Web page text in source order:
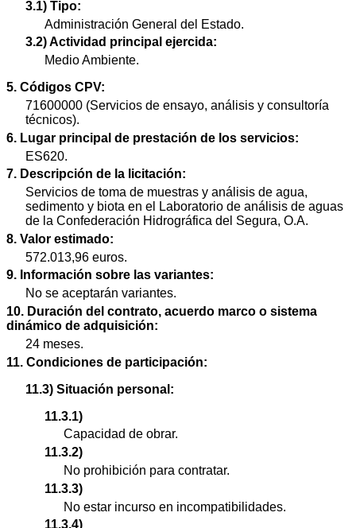
3.1) Tipo:
Administración General del Estado.
3.2) Actividad principal ejercida:
Medio Ambiente.
5. Códigos CPV:
71600000 (Servicios de ensayo, análisis y consultoría
técnicos).
6. Lugar principal de prestación de los servicios:
ES620.
7. Descripción de la licitación:
Servicios de toma de muestras y análisis de agua,
sedimento y biota en el Laboratorio de análisis de aguas
de la Confederación Hidrográfica del Segura, O.A.
8. Valor estimado:
572.013,96 euros.
9. Información sobre las variantes:
No se aceptarán variantes.
10. Duración del contrato, acuerdo marco o sistema
dinámico de adquisición:
24 meses.
11. Condiciones de participación:
11.3) Situación personal:
11.3.1)
Capacidad de obrar.
11.3.2)
No prohibición para contratar.
11.3.3)
No estar incurso en incompatibilidades.
11.3.4)